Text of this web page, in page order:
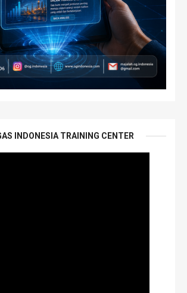
INDONESIA TRAINING CENTER